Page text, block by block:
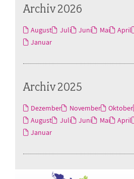
Archiv 2026
August Juli Juni Mai April
Januar
Archiv 2025
Dezember November Oktober
August
Juli Juni Mai April
Januar